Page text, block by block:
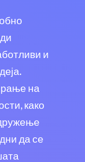
и
на
како
да се